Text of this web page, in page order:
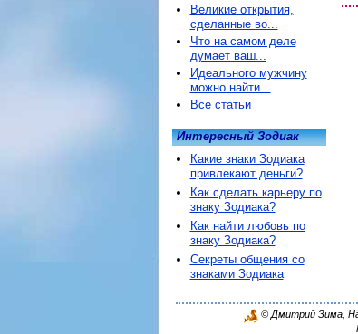
Великие открытия,
сделанные во...
Что на самом деле
думает ваш...
Идеального мужчину
можно найти...
Все статьи
Интересный Зодиак
Какие знаки Зодиака
привлекают деньги?
Как сделать карьеру по
знаку Зодиака?
Как найти любовь по
знаку Зодиака?
Секреты общения со
знаками Зодиака
© Дмитрий Зима,